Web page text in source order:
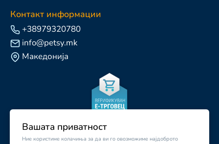
Вашата приватност
Ние користиме колачиња за да ви го овозможиме најдоброто
Контакт информации
+38979320780
info@petsy.mk
Македонија